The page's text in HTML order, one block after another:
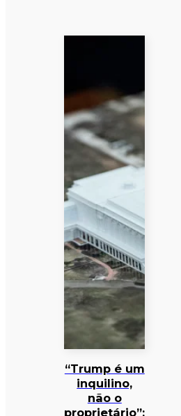
“Trump é um
inquilino,
não o
proprietário”: